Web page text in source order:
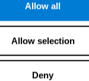
Allow all
Allow selection
Deny
تطبيق CogniFit